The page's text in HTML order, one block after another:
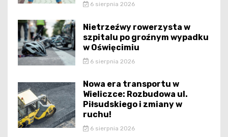
6 sierpnia 2026
Nietrzeźwy rowerzysta w
szpitalu po groźnym wypadku
w Oświęcimiu
6 sierpnia 2026
Nowa era transportu w
Wieliczce: Rozbudowa ul.
Piłsudskiego i zmiany w
ruchu!
6 sierpnia 2026